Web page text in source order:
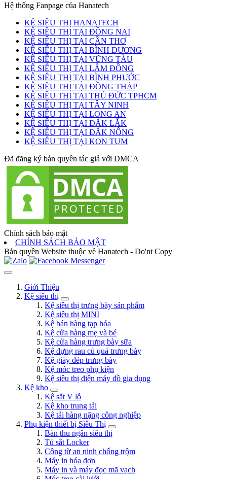
Hệ thống Fanpage của Hanatech
KỆ SIÊU THỊ HANATECH
KỆ SIÊU THỊ TẠI ĐỒNG NAI
KỆ SIÊU THỊ TẠI CẦN THƠ
KỆ SIÊU THỊ TẠI BÌNH DƯƠNG
KỆ SIÊU THỊ TẠI VŨNG TÀU
KỆ SIÊU THỊ TẠI LÂM ĐỒNG
KỆ SIÊU THỊ TẠI BÌNH PHƯỚC
KỆ SIÊU THỊ TẠI ĐỒNG THÁP
KỆ SIÊU THỊ TẠI THỦ ĐỨC TPHCM
KỆ SIÊU THỊ TẠI TÂY NINH
KỆ SIÊU THỊ TẠI LONG AN
KỆ SIÊU THỊ TẠI ĐẮK LẮK
KỆ SIÊU THỊ TẠI ĐẮK NÔNG
KỆ SIÊU THỊ TẠI KON TUM
Đã đăng ký bản quyền tác giả với DMCA
Chính sách bảo mật
CHÍNH SÁCH BẢO MẬT
Bản quyền Website thuộc về Hanatech - Do'nt Copy
Giới Thiệu
Kệ siêu thị
Kệ siêu thị trưng bày sản phẩm
Kệ siêu thị MINI
Kệ bán hàng tạp hóa
Kệ cửa hàng mẹ và bé
Kệ cửa hàng trưng bày sữa
Kệ đựng rau củ quả trưng bày
Kệ giày dép trưng bày
Kệ móc treo phụ kiện
Kệ siêu thị điện máy đồ gia dụng
Kệ kho
Kệ sắt V lỗ
Kệ kho trung tải
Kệ tải hàng nặng công nghiệp
Phụ kiện thiết bị Siêu Thị
Bàn thu ngân siêu thị
Tủ sắt Locker
Công từ an ninh chống trộm
Máy in hóa đơn
Máy in và máy đọc mã vạch